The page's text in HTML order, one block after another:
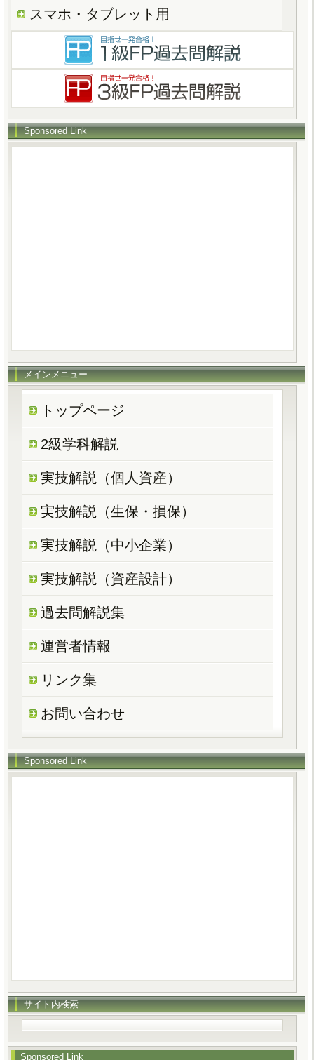
スマホ・タブレット用
Sponsored Link
メインメニュー
トップページ
2級学科解説
実技解説（個人資産）
実技解説（生保・損保）
実技解説（中小企業）
実技解説（資産設計）
過去問解説集
運営者情報
リンク集
お問い合わせ
Sponsored Link
サイト内検索
Sponsored Link